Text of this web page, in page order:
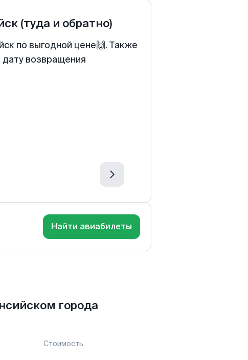
(туда и обратно)
по выгодной цене🙌. Также
возвращения
Найти авиабилеты
города
Стоимость